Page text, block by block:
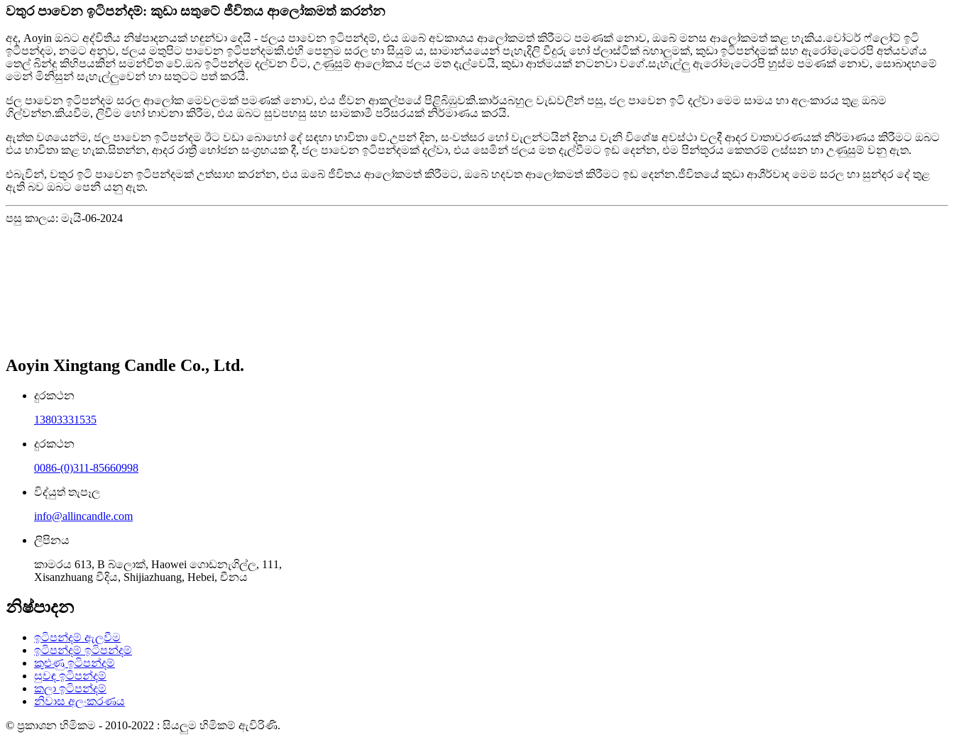
වතුර පාවෙන ඉටිපන්දම්: කුඩා සතුටේ ජීවිතය ආලෝකමත් කරන්න
අද, Aoyin ඔබට අද්විතීය නිෂ්පාදනයක් හඳුන්වා දෙයි - ජලය පාවෙන ඉටිපන්දම්, එය ඔබේ අවකාශය ආලෝකමත් කිරීමට පමණක් නොව, ඔබේ මනස ආලෝකමත් කළ හැකිය.වෝටර් ෆ්ලෝට් ඉටි
ඉටිපන්දම, නමට අනුව, ජලය මතුපිට පාවෙන ඉටිපන්දමකි.එහි පෙනුම සරල හා සියුම් ය, සාමාන්යයෙන් පැහැදිලි වීදුරු හෝ ප්ලාස්ටික් බහාලුමක්, කුඩා ඉටිපන්දමක් සහ ඇරෝමැටෙරපි අත්යවශ්ය
තෙල් බින්දු කිහිපයකින් සමන්විත වේ.ඔබ ඉටිපන්දම දල්වන විට, උණුසුම් ආලෝකය ජලය මත දැල්වෙයි, කුඩා ආත්මයක් නටනවා වගේ.සැහැල්ලු ඇරෝමැටෙරපි හුස්ම පමණක් නොව, සොබාදහමේ
මෙන් මිනිසුන් සැහැල්ලුවෙන් හා සතුටට පත් කරයි.
ජල පාවෙන ඉටිපන්දම සරල ආලෝක මෙවලමක් පමණක් නොව, එය ජීවන ආකල්පයේ පිළිබිඹුවකි.කාර්යබහුල වැඩවලින් පසු, ජල පාවෙන ඉටි දල්වා මෙම සාමය හා අලංකාරය තුළ ඔබම
ගිල්වන්න.කියවීම, ලිවීම හෝ භාවනා කිරීම, එය ඔබට සුවපහසු සහ සාමකාමී පරිසරයක් නිර්මාණය කරයි.
ඇත්ත වශයෙන්ම, ජල පාවෙන ඉටිපන්දම ඊට වඩා බොහෝ දේ සඳහා භාවිතා වේ.උපන් දින, සංවත්සර හෝ වැලන්ටයින් දිනය වැනි විශේෂ අවස්ථා වලදී ආදර වාතාවරණයක් නිර්මාණය කිරීමට ඔබට
එය භාවිතා කළ හැක.සිතන්න, ආදර රාත්‍රී භෝජන සංග්‍රහයක දී, ජල පාවෙන ඉටිපන්දමක් දල්වා, එය සෙමින් ජලය මත දැල්වීමට ඉඩ දෙන්න, එම පින්තූරය කෙතරම් ලස්සන හා උණුසුම් වනු ඇත.
එබැවින්, වතුර ඉටි පාවෙන ඉටිපන්දමක් උත්සාහ කරන්න, එය ඔබේ ජීවිතය ආලෝකමත් කිරීමට, ඔබේ හදවත ආලෝකමත් කිරීමට ඉඩ දෙන්න.ජීවිතයේ කුඩා ආශීර්වාද මෙම සරල හා සුන්දර දේ තුළ
ඇති බව ඔබට පෙනී යනු ඇත.
පසු කාලය: මැයි-06-2024
Aoyin Xingtang Candle Co., Ltd.
දුරකථන
13803331535
දුරකථන
0086-(0)311-85660998
විද්යුත් තැපෑල
info@allincandle.com
ලිපිනය
කාමරය 613, B බ්ලොක්, Haowei ගොඩනැගිල්ල, 111,
Xisanzhuang වීදිය, Shijiazhuang, Hebei, චීනය
නිෂ්පාදන
ඉටිපන්දම් ඇලවීම
ඉටිපන්දම් ඉටිපන්දම්
කුළුණු ඉටිපන්දම්
සුවඳ ඉටිපන්දම්
කලා ඉටිපන්දම්
නිවාස අලංකරණය
© ප්‍රකාශන හිමිකම - 2010-2022 : සියලුම හිමිකම් ඇවිරිණි.